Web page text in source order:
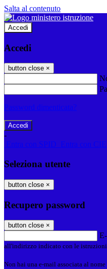
Salta al contenuto
Accedi
Accedi
button close ×
Password dimenticata?
-
Entra con SPID
Entra con CIE
Seleziona utente
button close ×
Recupero password
button close ×
all'indirizzo indicato con le istruzioni
Non hai una e-mail associata al